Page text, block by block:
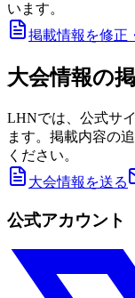
います。
掲載情報を修正
大会情報の
LHNでは、公式サ
ます。掲載内容の
ください。
大会情報を送る
公式アカウント